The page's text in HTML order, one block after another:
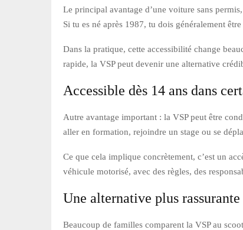
Le principal avantage d’une voiture sans
Si tu es né après 1987, tu dois généralement
Dans la pratique, cette accessibilité change
rapide, la VSP peut devenir une alternative
Accessible dès 14 ans dans
Autre avantage important : la VSP peut être
aller en formation, rejoindre un stage ou se
Ce que cela implique concrètement, c’est un
véhicule motorisé, avec des règles, des
Une alternative plus rassurante
Beaucoup de familles comparent la VSP au